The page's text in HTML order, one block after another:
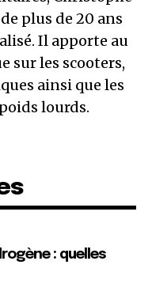
plus de 20 ans
Il apporte au
sur les scooters,
ainsi que les
lourds.
: quelles